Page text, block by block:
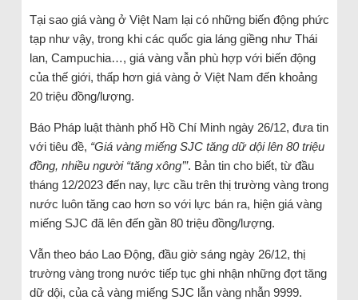
Tại sao giá vàng ở Việt Nam lại có những biến động phức
tạp như vậy, trong khi các quốc gia láng giềng như Thái
lan, Campuchia…, giá vàng vẫn phù hợp với biến động
của thế giới, thấp hơn giá vàng ở Việt Nam đến khoảng
20 triệu đồng/lượng.
Báo Pháp luật thành phố Hồ Chí Minh ngày 26/12, đưa tin
với tiêu đề, “Giá vàng miếng SJC tăng dữ dội lên 80 triệu
đồng, nhiều người “tăng xông’”. Bản tin cho biết, từ đầu
tháng 12/2023 đến nay, lực cầu trên thị trường vàng trong
nước luôn tăng cao hơn so với lực bán ra, hiện giá vàng
miếng SJC đã lên đến gần 80 triệu đồng/lượng.
Vẫn theo báo Lao Động, đầu giờ sáng ngày 26/12, thị
trường vàng trong nước tiếp tục ghi nhận những đợt tăng
dữ dội, của cả vàng miếng SJC lẫn vàng nhẫn 9999.